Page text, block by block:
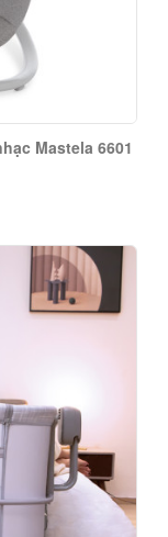
Mastela 6601